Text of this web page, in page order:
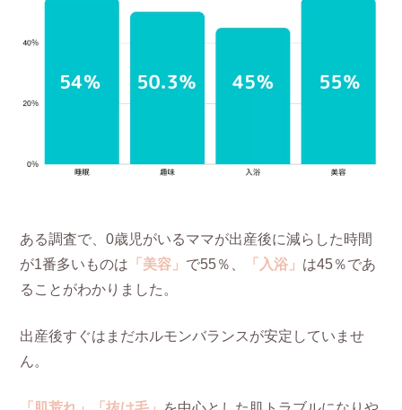
ある調査で、0歳児がいるママが出産後に減らした時間
が1番多いものは 「美容」 で55％、 「入浴」 は45％であ
ることがわかりました。
出産後すぐはまだホルモンバランスが安定していませ
ん。